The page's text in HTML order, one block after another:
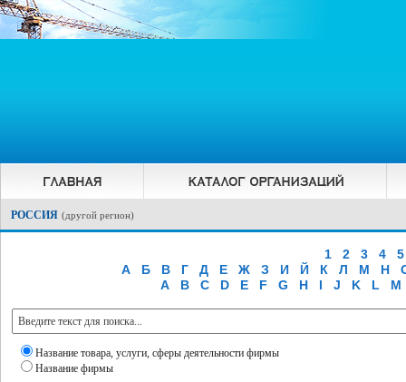
РОССИЯ (другой регион)
1 2 3 4
5
А
Б В Г Д Е Ж З И Й К Л М Н
A
B C D E F G H I J K L M
Название товара, услуги, сферы деятельности фирмы
Название фирмы